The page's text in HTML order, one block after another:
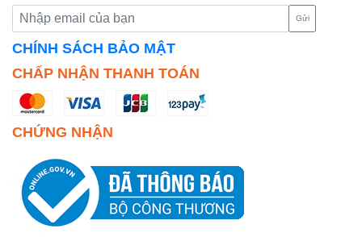
Gửi
CHÍNH SÁCH BẢO MẬT
CHẤP NHẬN THANH TOÁN
CHỨNG NHẬN